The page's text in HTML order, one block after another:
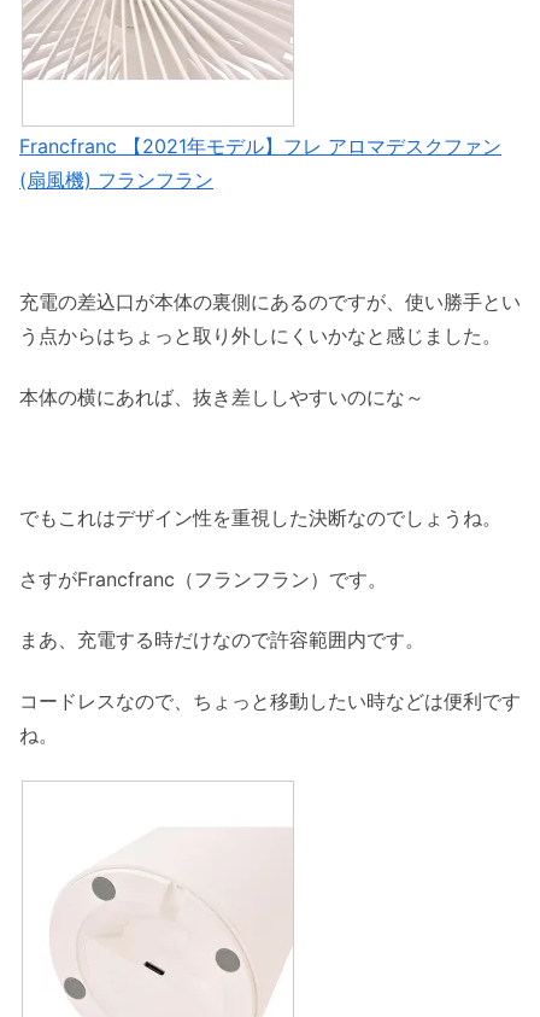
Francfranc 【2021年モデル】フレ アロマデスクファン
(扇風機) フランフラン
充電の差込口が本体の裏側にあるのですが、使い勝手とい
う点からはちょっと取り外しにくいかなと感じました。
本体の横にあれば、抜き差ししやすいのにな～
でもこれはデザイン性を重視した決断なのでしょうね。
さすがFrancfranc（フランフラン）です。
まあ、充電する時だけなので許容範囲内です。
コードレスなので、ちょっと移動したい時などは便利です
ね。